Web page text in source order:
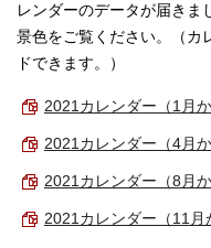
レンダーのデータが届きま
景色をご覧ください。（カ
ドできます。）
2021カレンダー（1月
2021カレンダー（4月
2021カレンダー（8月
2021カレンダー（11月